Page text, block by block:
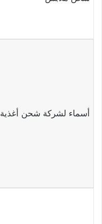
أسماء لشركة شحن أغذية